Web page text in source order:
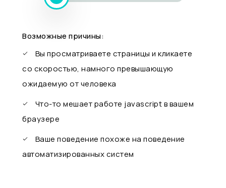
Возможные причины:
Вы просматриваете страницы и кликаете
со скоростью, намного превышающую
ожидаемую от человека
Что-то мешает работе javascript в вашем
браузере
Ваше поведение похоже на поведение
автоматизированных систем